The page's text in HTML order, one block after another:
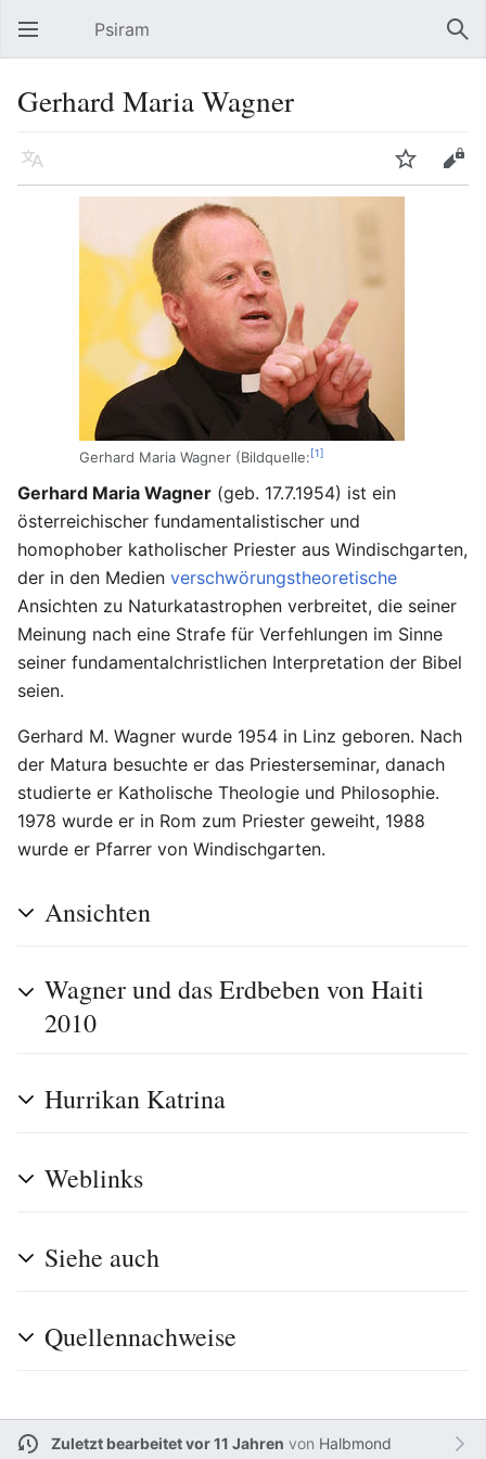
Hauptmenü öffnen Psiram
Gerhard Maria Wagner
Sprache Beobachten Bearbeiten
Gerhard Maria Wagner (Bildquelle: [1]
Gerhard Maria Wagner (geb. 17.7.1954) ist ein
österreichischer fundamentalistischer und
homophober katholischer Priester aus Windischgarten,
der in den Medien verschwörungstheoretische
Ansichten zu Naturkatastrophen verbreitet, die seiner
Meinung nach eine Strafe für Verfehlungen im Sinne
seiner fundamentalchristlichen Interpretation der Bibel
seien.
Gerhard M. Wagner wurde 1954 in Linz geboren. Nach
der Matura besuchte er das Priesterseminar, danach
studierte er Katholische Theologie und Philosophie.
1978 wurde er in Rom zum Priester geweiht, 1988
wurde er Pfarrer von Windischgarten.
Ansichten
Wagner und das Erdbeben von Haiti
2010
Hurrikan Katrina
Weblinks
Siehe auch
Quellennachweise
Zuletzt bearbeitet vor 11 Jahren von Halbmond